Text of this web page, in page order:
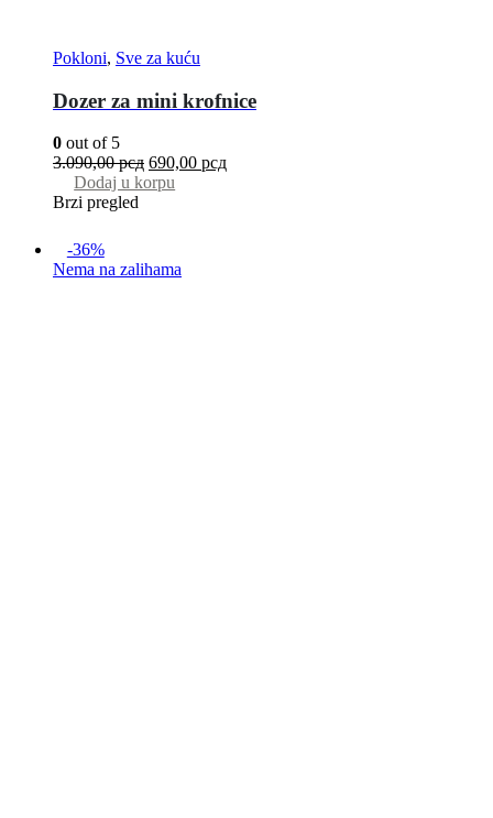
Pokloni, Sve za kuću
Dozer za mini krofnice
0 out of 5
3.090,00рсд 690,00 рсд
Dodaj u korpu
Brzi pregled
-36%
Nema na zalihama